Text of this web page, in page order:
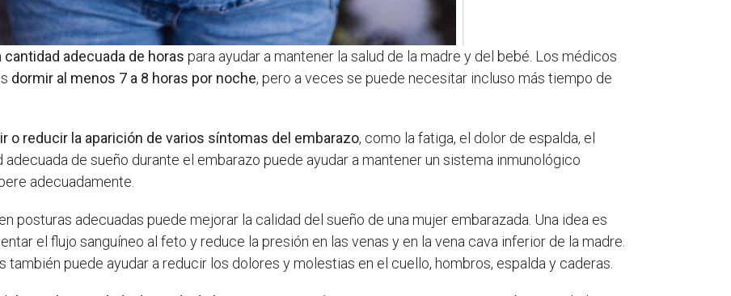
cantidad adecuada de horas para ayudar a mantener la salud de la madre y del bebé. Los médicos
dormir al menos 7 a 8 horas por noche, pero a veces se puede necesitar incluso más tiempo de
o reducir la aparición de varios síntomas del embarazo, como la fatiga, el dolor de espalda, el
de sueño durante el embarazo puede ayudar a mantener un sistema inmunológico
adecuadamente.
posturas adecuadas puede mejorar la calidad del sueño de una mujer embarazada. Una idea es
el flujo sanguíneo al feto y reduce la presión en las venas y en la vena cava inferior de la madre.
puede ayudar a reducir los dolores y molestias en el cuello, hombros, espalda y caderas.